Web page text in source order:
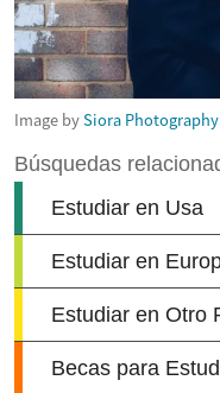
Image bySiora Photography